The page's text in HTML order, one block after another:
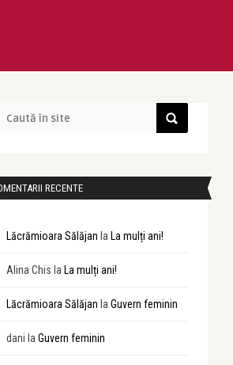
RECENTE
Lăcrămioara Sălăjan la La mulți ani!
Alina Chis la La mulți ani!
Lăcrămioara Sălăjan la Guvern feminin
dani la Guvern feminin